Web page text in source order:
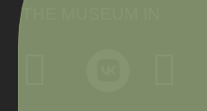
THE MUSEUM IN